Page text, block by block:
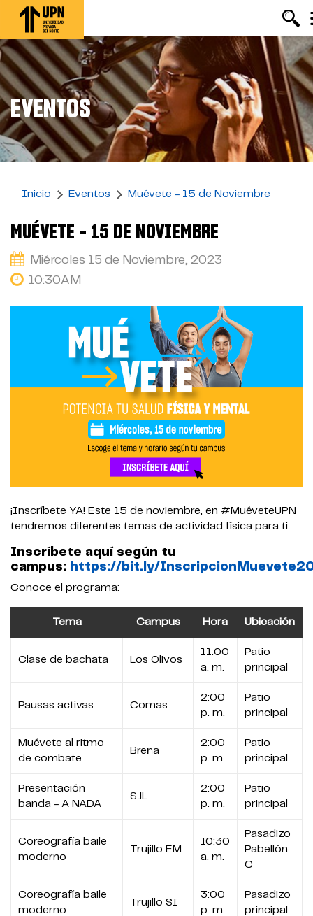
Pasar
contenido
principal
EVENTOS
Inicio Eventos Muévete - 15 de Noviembre
MUÉVETE - 15 DE NOVIEMBRE
Miércoles 15 de Noviembre, 2023
10:30AM
¡Inscríbete YA! Este 15 de noviembre, en #MuéveteUPN
tendremos diferentes temas de actividad física para ti.
Inscríbete aquí según tu
campus: https://bit.ly/
Conoce el programa:
Tema Campus Hora Ubicación
Clase de bachata Los Olivos
11:00
a. m.
Patio
principal
Pausas activas Comas
2:00
p. m.
Patio
principal
Muévete al ritmo
de combate
Breña
2:00
p. m.
Patio
principal
Presentación
banda - A NADA
SJL
2:00
p. m.
Patio
principal
Coreografía baile
moderno
Trujillo EM
10:30
a. m.
Pasadizo
Pabellón
C
Coreografía baile
moderno
Trujillo SI
3:00
p. m.
Pasadizo
principal